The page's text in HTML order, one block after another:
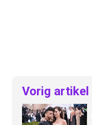
Vorig artikel